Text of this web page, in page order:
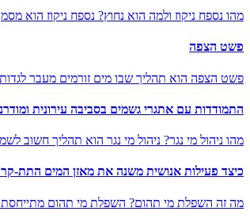
מהו נספח ניקוז ולמה הוא נחוץ? נספח ניקוז הוא
פשט הצפה
פשט הצפה הוא תהליך שבו מים זורמים מעבר
התמודדות עם אתגרי גשמים בסביבה עירונית
מהו ניהול מי נגר? ניהול מי נגר הוא תהליך חשוב
כיצד פעילות אנושית משנה את מאזן המים התת-
מה זה השפלת מי תהום? השפלת מי תהום